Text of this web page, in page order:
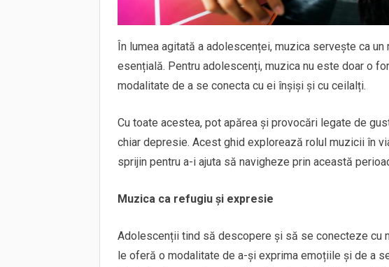
În lumea agitată a adolescenței, muzica servește ca
esențială. Pentru adolescenți, muzica nu este doar o
modalitate de a se conecta cu ei înșiși și cu ceilalți.
Cu toate acestea, pot apărea și provocări legate de
chiar depresie. Acest ghid explorează rolul muzicii în
sprijin pentru a-i ajuta să navigheze prin această
Muzica ca refugiu și expresie
Adolescenții tind să descopere și să se conecteze cu
le oferă o modalitate de a-și exprima emoțiile și de a